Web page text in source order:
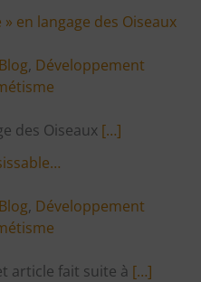
» en langage des Oiseaux
Blog, Développement
des Oiseaux […]
Blog, Développement
article fait suite à […]